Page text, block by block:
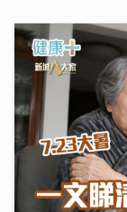
大暑養生｜吹
法
23/07/2026